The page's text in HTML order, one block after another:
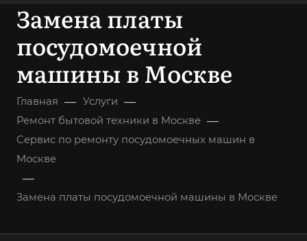
Замена платы
посудомоечной
машины в Москве
Главная — Услуги —
Ремонт бытовой техники в Москве —
Сервис по ремонту посудомоечных машин в
Москве
—
Замена платы посудомоечной машины в Москве